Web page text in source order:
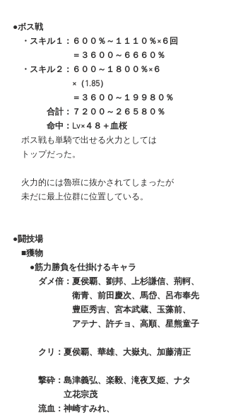
●ボス戦
・スキル１：６００％～１１１０％×６回
＝３６００～６６６０％
・スキル２：６００～１８００％×６
×（1.85）
＝３６００～１９９８０％
合計：７２００～２６５８０％
命中：Lv×４８＋血桜
ボス戦も単騎で出せる火力としては
トップだった。
火力的には魯班に抜かされてしまったが
未だに最上位群に位置している。
●闘技場
■獲物
●筋力勝負を仕掛けるキャラ
ダメ倍：夏侯覇、劉邦、上杉謙信、荊軻、
衛青、前田慶次、馬岱、呂布奉先
豊臣秀吉、宮本武蔵、玉藻前、
アテナ、許チョ、高順、星熊童子
クリ：夏侯覇、華雄、大嶽丸、加藤清正
撃砕：島津義弘、楽毅、滝夜叉姫、ナタ
立花宗茂
流血：神崎すみれ、